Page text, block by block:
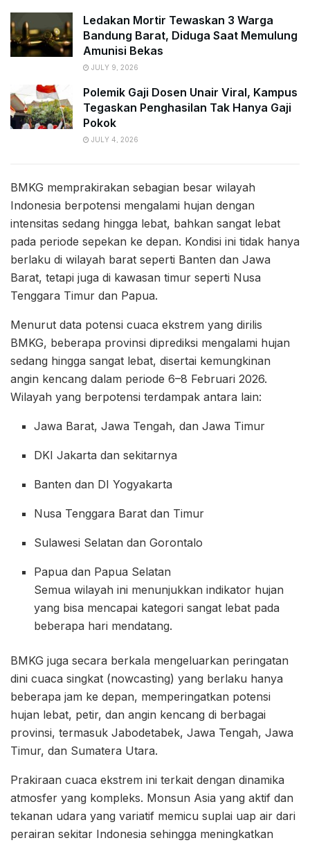
Ledakan Mortir Tewaskan 3 Warga
Bandung Barat, Diduga Saat Memulung
Amunisi Bekas
JULY 9, 2026
Polemik Gaji Dosen Unair Viral, Kampus
Tegaskan Penghasilan Tak Hanya Gaji
Pokok
JULY 4, 2026
BMKG memprakirakan sebagian besar wilayah
Indonesia berpotensi mengalami hujan dengan
intensitas sedang hingga lebat, bahkan sangat lebat
pada periode sepekan ke depan. Kondisi ini tidak hanya
berlaku di wilayah barat seperti Banten dan Jawa
Barat, tetapi juga di kawasan timur seperti Nusa
Tenggara Timur dan Papua.
Menurut data potensi cuaca ekstrem yang dirilis
BMKG, beberapa provinsi diprediksi mengalami hujan
sedang hingga sangat lebat, disertai kemungkinan
angin kencang dalam periode 6–8 Februari 2026.
Wilayah yang berpotensi terdampak antara lain:
Jawa Barat, Jawa Tengah, dan Jawa Timur
DKI Jakarta dan sekitarnya
Banten dan DI Yogyakarta
Nusa Tenggara Barat dan Timur
Sulawesi Selatan dan Gorontalo
Papua dan Papua Selatan
Semua wilayah ini menunjukkan indikator hujan
yang bisa mencapai kategori sangat lebat pada
beberapa hari mendatang.
BMKG juga secara berkala mengeluarkan peringatan
dini cuaca singkat (nowcasting) yang berlaku hanya
beberapa jam ke depan, memperingatkan potensi
hujan lebat, petir, dan angin kencang di berbagai
provinsi, termasuk Jabodetabek, Jawa Tengah, Jawa
Timur, dan Sumatera Utara.
Prakiraan cuaca ekstrem ini terkait dengan dinamika
atmosfer yang kompleks. Monsun Asia yang aktif dan
tekanan udara yang variatif memicu suplai uap air dari
perairan sekitar Indonesia sehingga meningkatkan